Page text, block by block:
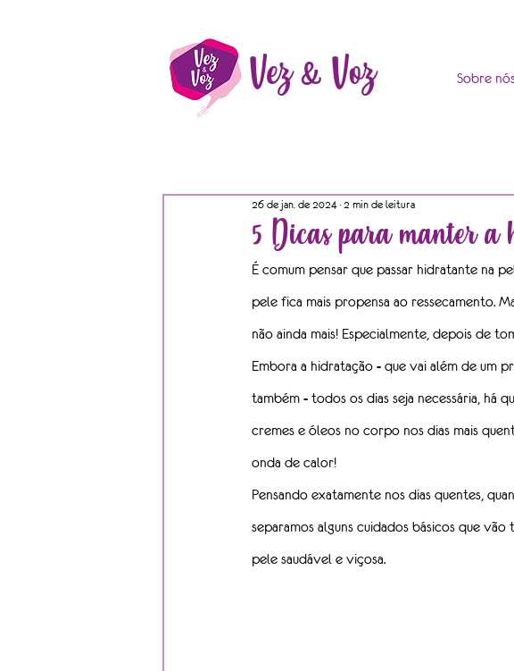
Vez & Voz Sobre
5 Dicas para manter a
26 de jan. de 2024 2 min de leitura
É comum pensar que passar hidratante na
pele fica mais propensa ao ressecamento.
não ainda mais! Especialmente, depois de
Embora a hidratação - que vai além de um
também - todos os dias seja necessária, há
cremes e óleos no corpo nos dias mais
onda de calor!
Pensando exatamente nos dias quentes,
separamos alguns cuidados básicos que vão
pele saudável e viçosa.